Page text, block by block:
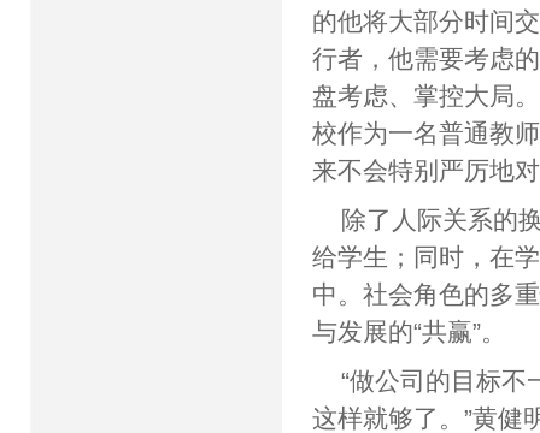
的他将大部分时间
行者，他需要考虑
盘考虑、掌控大局
校作为一名普通教
来不会特别严厉地
除了人际关系的
给学生；同时，在
中。社会角色的多
与发展的“共赢”。
“做公司的目标
这样就够了。”黄健